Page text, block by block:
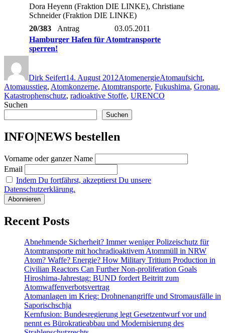
Dora Heyenn (Fraktion DIE LINKE), Christiane
Schneider (Fraktion DIE LINKE)
20/383
Antrag
03.05.2011
Hamburger Hafen für Atomtransporte
sperren!
Dirk Seifert14. August 2012AtomenergieAtomaufsicht,
Atomausstieg, Atomkonzerne, Atomtransporte, Fukushima, Gronau,
Katastrophenschutz, radioaktive Stoffe, URENCO
Suchen
Suchen
INFO|NEWS bestellen
Vorname oder ganzer Name
Email
Indem Du fortfährst, akzeptierst Du unsere
Datenschutzerklärung.
Recent Posts
Abnehmende Sicherheit? Immer weniger Polizeischutz für
Atomtransporte mit hochradioaktivem Atommüll in NRW
Atom? Waffe? Energie? How Military Tritium Production in
Civilian Reactors Can Further Non-proliferation Goals
Hiroshima-Jahrestag: BUND fordert Beitritt zum
Atomwaffenverbotsvertrag
Atomanlagen im Krieg: Drohnenangriffe und Stromausfälle in
Saporischschja
Kernfusion: Bundesregierung legt Gesetzentwurf vor und
nennt es Bürokratieabbau und Modernisierung des